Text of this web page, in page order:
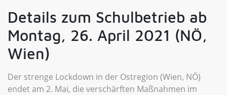
Details zum Schulbetrieb ab
Montag, 26. April 2021 (NÖ,
Wien)
Der strenge Lockdown in der Ostregion (Wien, NÖ)
endet am 2. Mai, die verschärften Maßnahmen im